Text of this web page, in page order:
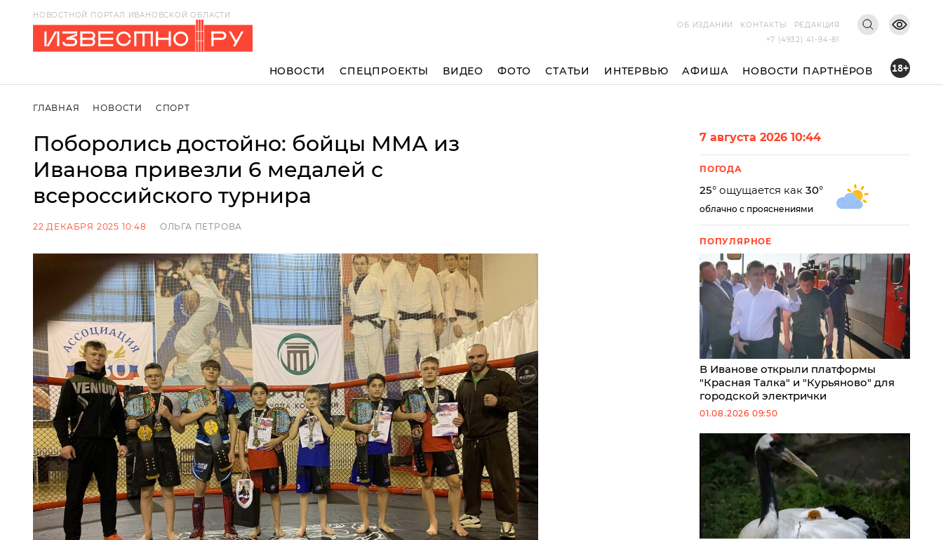
НОВОСТНОЙ ПОРТАЛ ИВАНОВСКОЙ ОБЛАСТИ
ОБ ИЗДАНИИ
КОНТАКТЫ
РЕДАКЦИЯ
+7 (4932) 41-94-81
НОВОСТИ СПЕЦПРОЕКТЫ ВИДЕО ФОТО СТАТЬИ ИНТЕРВЬЮ АФИША НОВОСТИ ПАРТНЁРОВ 18+
ГЛАВНАЯ НОВОСТИ СПОРТ
Поборолись достойно: бойцы ММА из
Иванова привезли 6 медалей с
всероссийского турнира
22 ДЕКАБРЯ 2025 10:48 ОЛЬГА ПЕТРОВА
7 августа 2026 10:44
ПОГОДА
25° ощущается как 30°
облачно с прояснениями
ПОПУЛЯРНОЕ
В Иванове открыли платформы
"Красная Талка" и "Курьяново" для
городской электрички
01.08.2026 09:50